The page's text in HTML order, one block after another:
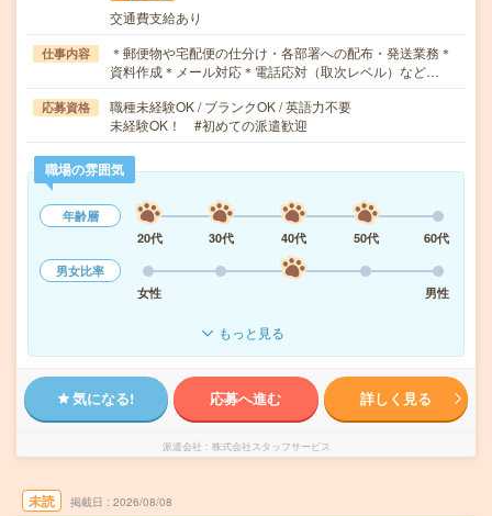
交通費支給あり
仕事内容
＊郵便物や宅配便の仕分け・各部署への配布・発送業務＊
資料作成＊メール対応＊電話応対（取次レベル）など…
応募資格
職種未経験OK / ブランクOK / 英語力不要
未経験OK！ #初めての派遣歓迎
職場の雰囲気
年齢層
20代
30代 40代 50代
60代
男女比率
女性
男性
もっと見る
気になる! 応募へ進む 詳しく見る
派遣会社 株式会社スタッフサービス
未読 掲載日 2026/08/08